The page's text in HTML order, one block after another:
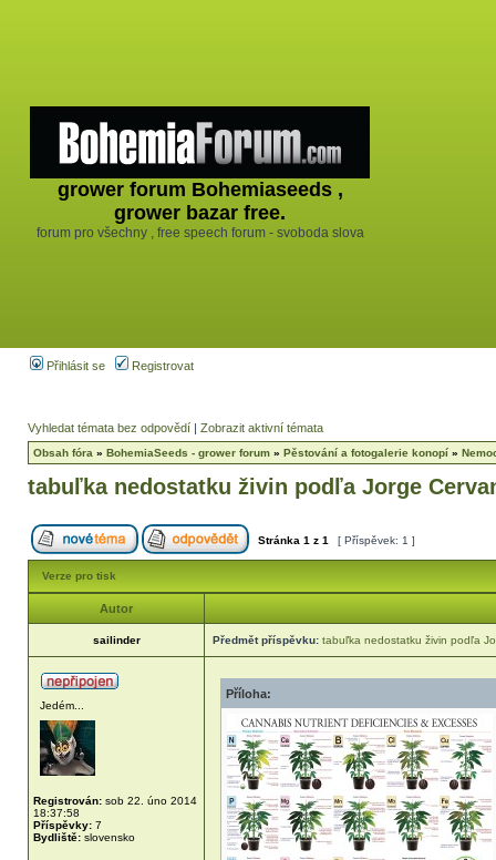
grower forum Bohemiaseeds ,
grower bazar free.
forum pro všechny , free speech forum - svoboda slova
Přihlásit se Registrovat
Vyhledat témata bez odpovědí | Zobrazit aktivní témata
Obsah fóra » BohemiaSeeds - grower forum » Pěstování a fotogalerie konopí »
tabuľka nedostatku živin podľa Jorge
Stránka 1 z 1 [ Příspěvek: 1 ]
Verze pro tisk
Autor
sailinder Předmět příspěvku: tabuľka nedostatku živin podľa
Jedém...
Registrován: sob 22. úno 2014
18:37:58
Příspěvky: 7
Bydliště: slovensko
Příloha: